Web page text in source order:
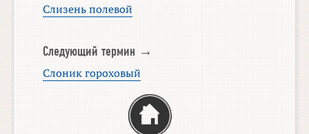
Слизень полевой
Следующий термин →
Слоник гороховый